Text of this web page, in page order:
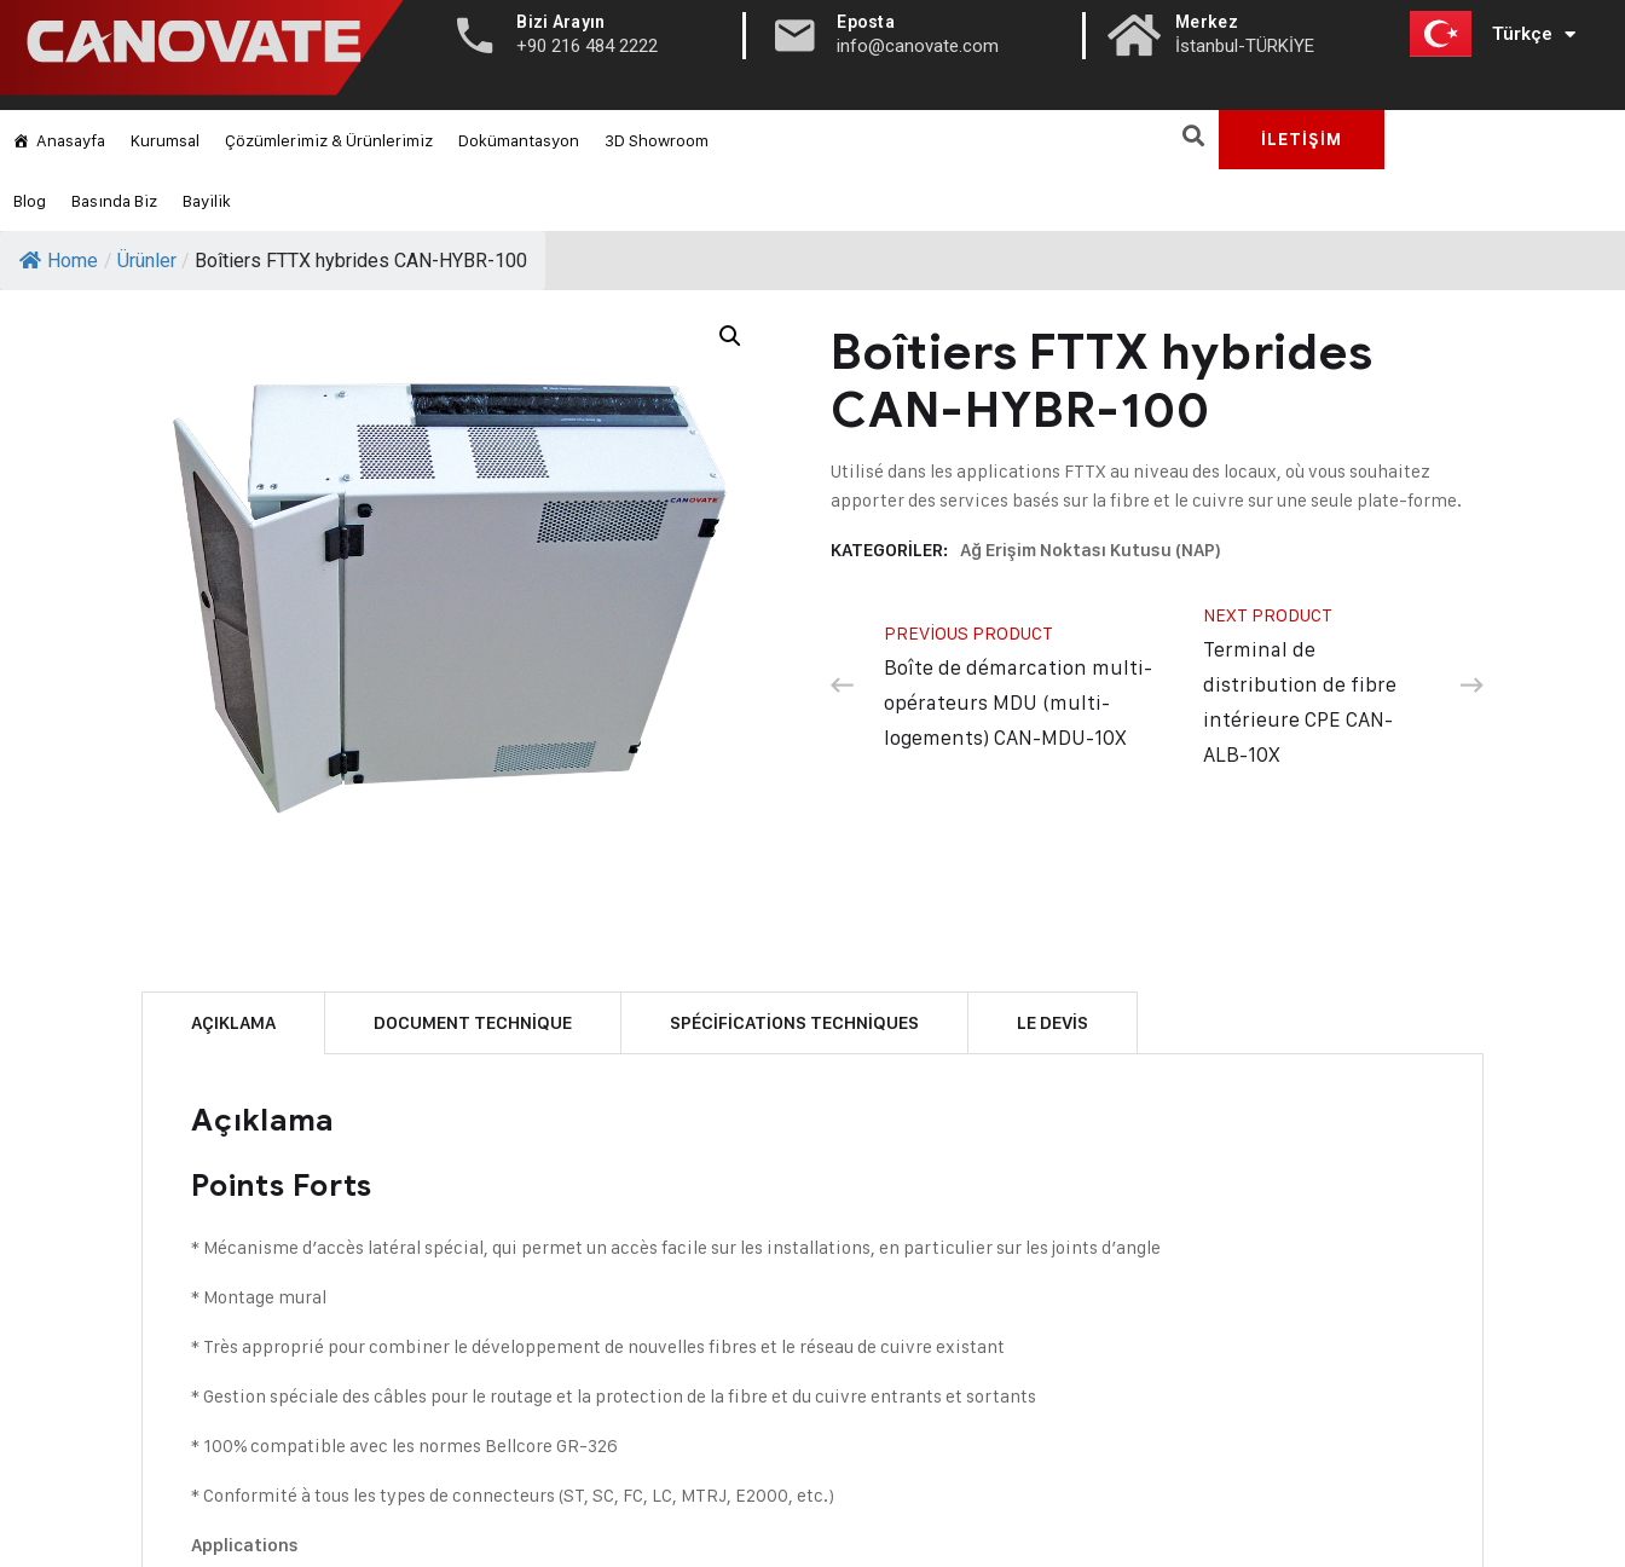
Bizi Arayın
+90 216 484 2222 | Eposta
info@canovate.com | Merkez
İstanbul-TÜRKİYE
Türkçe
English
Anasayfa Kurumsal Çözümlerimiz & Ürünlerimiz Dokümantasyon 3D Showroom
Blog Basında Biz Bayilik
İLETİŞİM
Home / Ürünler / Boîtiers FTTX hybrides CAN-HYBR-100
Boîtiers FTTX hybrides
CAN-HYBR-100
Utilisé dans les applications FTTX au niveau des locaux, où vous souhaitez
apporter des services basés sur la fibre et le cuivre sur une seule plate-forme.
KATEGORILER: Ağ Erişim Noktası Kutusu (NAP)
PREVIOUS PRODUCT
Boîte de démarcation multi-
opérateurs MDU (multi-
logements) CAN-MDU-10X
NEXT PRODUCT
Terminal de
distribution de fibre
intérieure CPE CAN-
ALB-10X
AÇIKLAMA DOCUMENT TECHNIQUE SPÉCIFICATIONS TECHNIQUES LE DEVIS
Açıklama
Points Forts
* Mécanisme d’accès latéral spécial, qui permet un accès facile sur les installations, en particulier sur les joints d’angle
* Montage mural
* Très approprié pour combiner le développement de nouvelles fibres et le réseau de cuivre existant
* Gestion spéciale des câbles pour le routage et la protection de la fibre et du cuivre entrants et sortants
* 100% compatible avec les normes Bellcore GR-326
* Conformité à tous les types de connecteurs (ST, SC, FC, LC, MTRJ, E2000, etc.)
Applications